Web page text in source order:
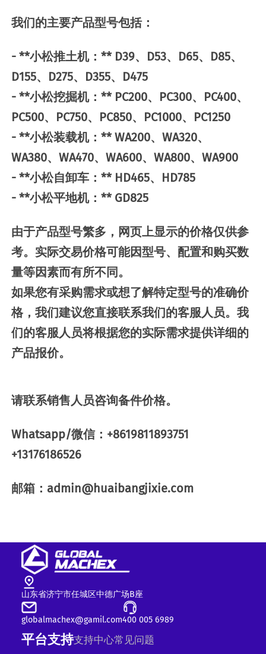
我们的主要产品型号包括：
- **小松推土机：** D39、D53、D65、D85、
D155、D275、D355、D475
- **小松挖掘机：** PC200、PC300、PC400、
PC500、PC750、PC850、PC1000、PC1250
- **小松装载机：** WA200、WA320、
WA380、WA470、WA600、WA800、WA900
- **小松自卸车：** HD465、HD785
- **小松平地机：** GD825
由于产品型号繁多，网页上显示的价格仅供参
考。实际交易价格可能因型号、配置和购买数
量等因素而有所不同。
如果您有采购需求或想了解特定型号的准确价
格，我们建议您直接联系我们的客服人员。我
们的客服人员将根据您的实际需求提供详细的
产品报价。
请联系销售人员咨询备件价格。
Whatsapp/微信：+8619811893751
+13176186526
邮箱：admin@huaibangjixie.com
山东省济宁市任城区中德广场B座
globalmachex@gamil.com400 005 6989
平台支持支持中心常见问题